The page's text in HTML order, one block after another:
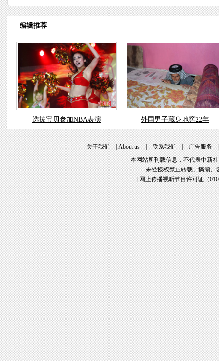
编辑推荐
选拔宝贝参加NBA表演 外国男子藏身地窖22年
关于我们|About us|联系我们|广告服务
本网站所刊载信息，不代表中新
未经授权禁止转载、摘编、
[网上传播视听节目许可证（